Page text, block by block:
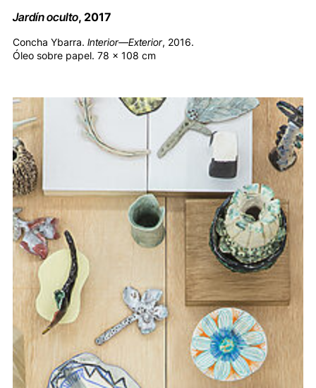
Jardín oculto, 2017
Concha Ybarra. Interior—Exterior, 2016.
Óleo sobre papel. 78 x 108 cm